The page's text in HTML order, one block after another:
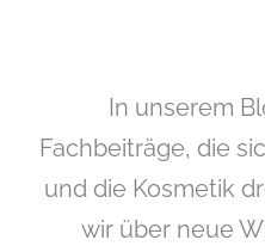
In unserem
Fachbeiträge, die
und die Kosmetik
wir über neue